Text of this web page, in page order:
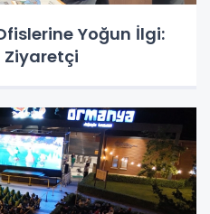
Yoğun İlgi:
Ziyaretçi